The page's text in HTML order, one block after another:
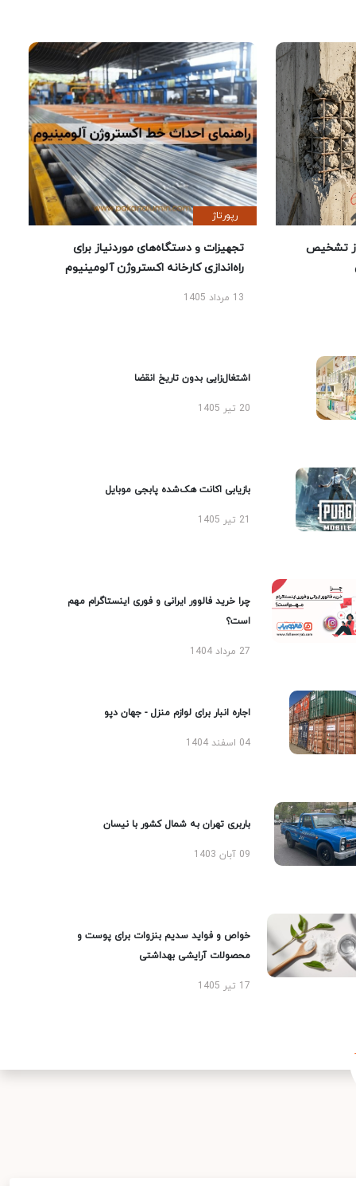
تشخیص
رپورتاژ
تجهیزات و دستگاه‌های موردنیاز برای
راه‌اندازی کارخانه اکستروژن آلومینیوم
13 مرداد 1405
اشتغال‌زایی بدون تاریخ انقضا
20 تیر 1405
بازیابی اکانت هک‌شده پابجی موبایل
چرا خرید فالوور ایرانی و فوری اینستاگرام مهم
است؟
27 مرداد 1404
اجاره انبار برای لوازم منزل - جهان دپو
04 اسفند 1404
باربری تهران به شمال کشور با نیسان
09 آبان 1403
خواص و فواید سدیم بنزوات برای پوست و
محصولات آرایشی بهداشتی
17 تیر 1405